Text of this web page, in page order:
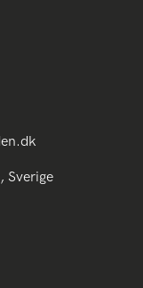
Sverige